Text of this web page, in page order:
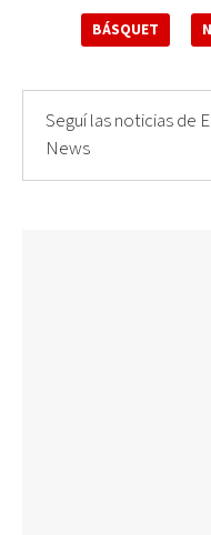
BÁSQUET
Seguí las noticias de
News